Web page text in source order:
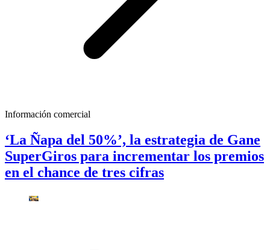
Información comercial
‘La Ñapa del 50%’, la estrategia de Gane
SuperGiros para incrementar los premios
en el chance de tres cifras